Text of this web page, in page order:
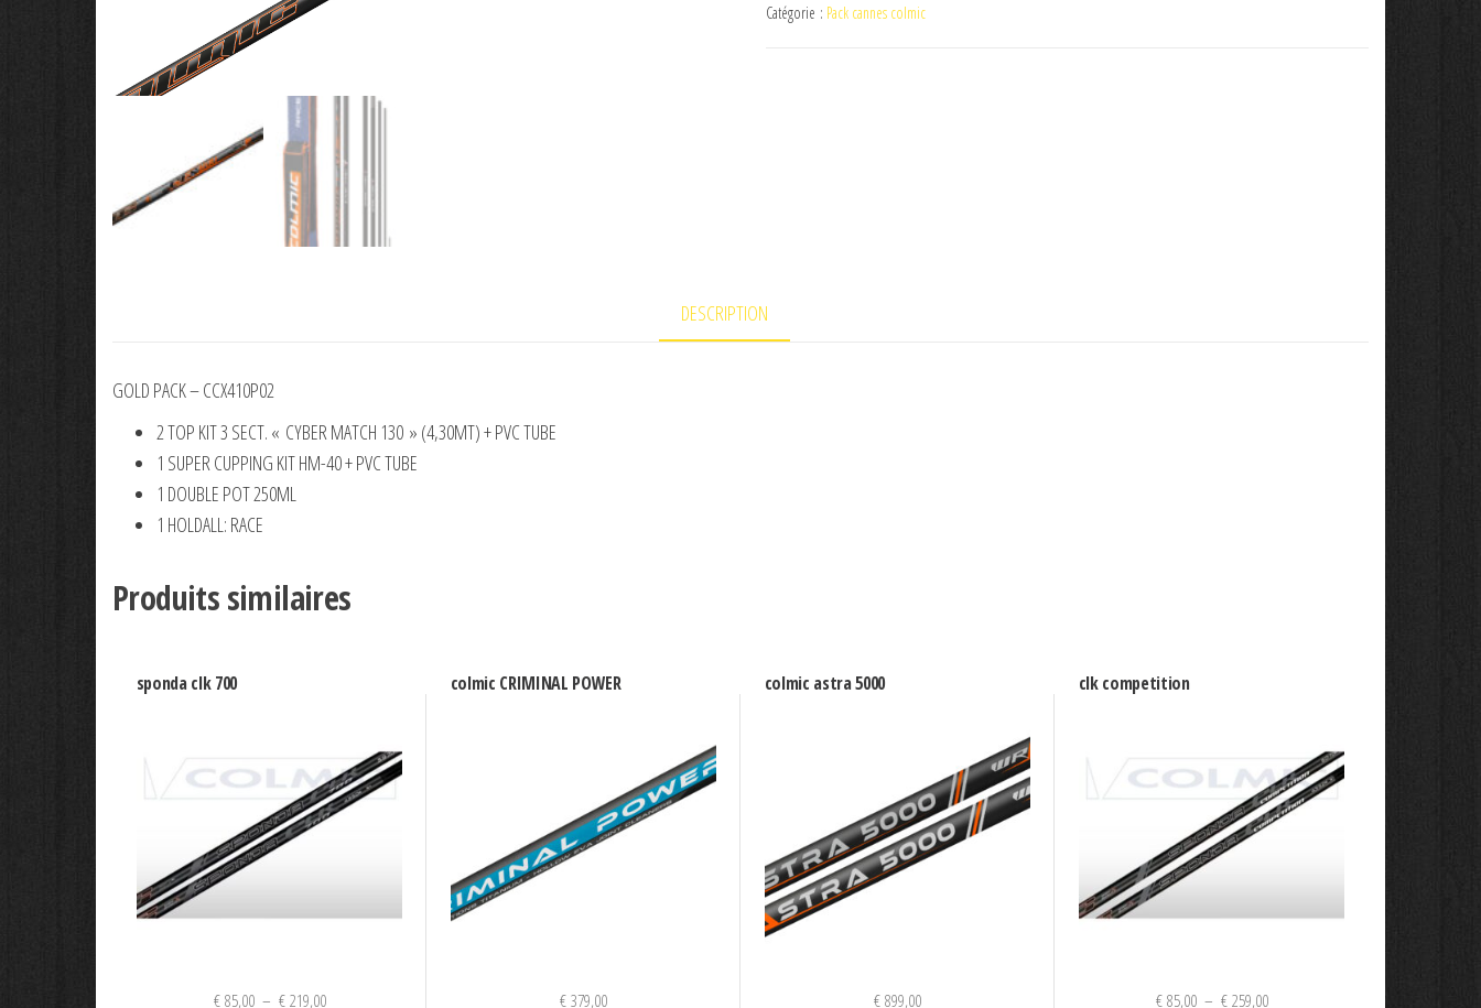
600
Catégorie : Pack cannes colmic
DESCRIPTION
GOLD PACK – CCX410P02
2 TOP KIT 3 SECT. « CYBER MATCH 130 » (4,30MT) + PVC TUBE
1 SUPER CUPPING KIT HM-40 + PVC TUBE
1 DOUBLE POT 250ML
1 HOLDALL: RACE
Produits similaires
sponda clk 700
€85,00 – €219,00Plage
colmic CRIMINAL POWER
€379,00
colmic astra 5000
€899,00
clk competition
€85,00 – €259,00Plage